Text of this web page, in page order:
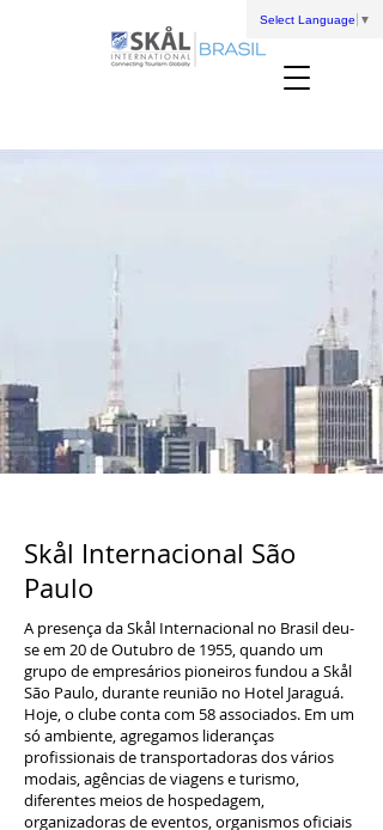
Select Language ▼
Skål Internacional São
Paulo
A presença da Skål Internacional no Brasil deu-
se em 20 de Outubro de 1955, quando um
grupo de empresários pioneiros fundou a Skål
São Paulo, durante reunião no Hotel Jaraguá.
Hoje, o clube conta com 58 associados. Em um
só ambiente, agregamos lideranças
profissionais de transportadoras dos vários
modais, agências de viagens e turismo,
diferentes meios de hospedagem,
organizadoras de eventos, organismos oficiais